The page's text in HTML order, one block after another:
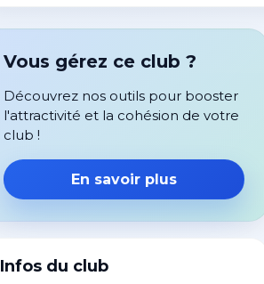
Vous gérez ce club ?
Découvrez nos outils pour booster
l'attractivité et la cohésion de votre
club !
En savoir plus
Infos du club